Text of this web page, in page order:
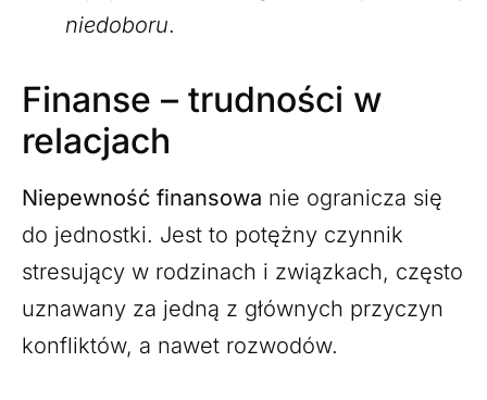
niedoboru.
Finanse – trudności w
relacjach
Niepewność finansowa nie ogranicza się
do jednostki. Jest to potężny czynnik
stresujący w rodzinach i związkach, często
uznawany za jedną z głównych przyczyn
konfliktów, a nawet rozwodów.